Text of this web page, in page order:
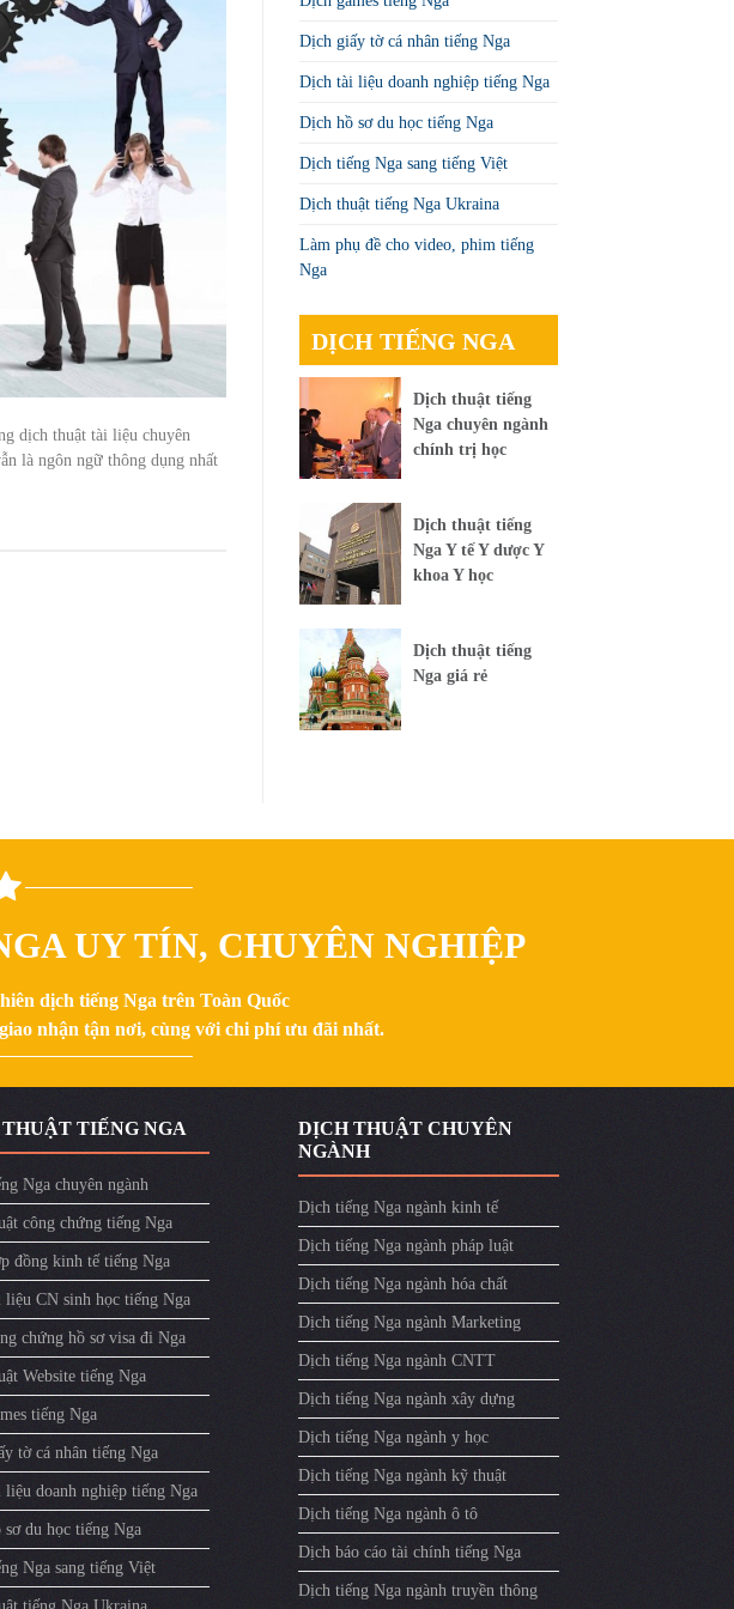
dịch thuật tài liệu chuyên
là ngôn ngữ thông dụng nhất
Dịch giấy tờ cá nhân tiếng Nga
Dịch tài liệu doanh nghiệp tiếng Nga
Dịch hồ sơ du học tiếng Nga
Dịch tiếng Nga sang tiếng Việt
Dịch thuật tiếng Nga Ukraina
Làm phụ đề cho video, phim tiếng
Nga
DỊCH TIẾNG NGA
Dịch thuật tiếng
Nga chuyên ngành
chính trị học
Dịch thuật tiếng
Nga Y tế Y dược Y
khoa Y học
Dịch thuật tiếng
Nga giá rẻ
UY TÍN, CHUYÊN NGHIỆP
dịch tiếng Nga trên Toàn Quốc
nhận tận nơi, cùng với chi phí ưu đãi nhất.
TIẾNG NGA
Nga chuyên ngành
công chứng tiếng Nga
đồng kinh tế tiếng Nga
liệu CN sinh học tiếng Nga
chứng hồ sơ visa đi Nga
Website tiếng Nga
tiếng Nga
tờ cá nhân tiếng Nga
doanh nghiệp tiếng Nga
sơ du học tiếng Nga
Nga sang tiếng Việt
DỊCH THUẬT CHUYÊN
NGÀNH
Dịch tiếng Nga ngành kinh tế
Dịch tiếng Nga ngành pháp luật
Dịch tiếng Nga ngành hóa chất
Dịch tiếng Nga ngành Marketing
Dịch tiếng Nga ngành CNTT
Dịch tiếng Nga ngành xây dựng
Dịch tiếng Nga ngành y học
Dịch tiếng Nga ngành kỹ thuật
Dịch tiếng Nga ngành ô tô
Dịch báo cáo tài chính tiếng Nga
Dịch tiếng Nga ngành truyền thông